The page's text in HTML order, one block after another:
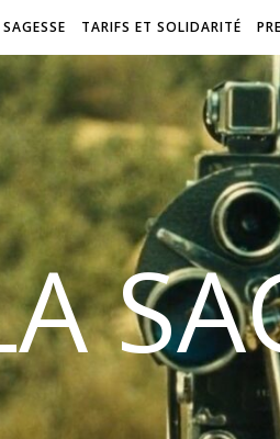
TARIFS ET SOLIDARITÉ